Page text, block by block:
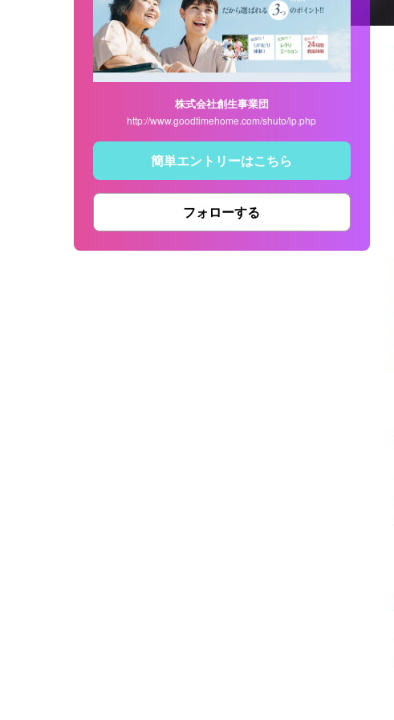
株式会社創生事業団
http://www.goodtimehome.com/shuto/lp.php
簡単エントリーはこちら
フォローする